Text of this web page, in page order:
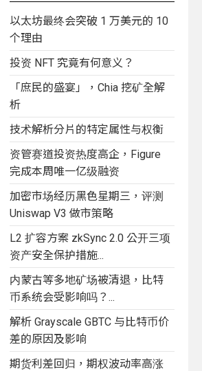
以太坊最终会突破 1 万美元的 10
个理由
投资 NFT 究竟有何意义？
「庶民的盛宴」，Chia 挖矿全解
析
技术解析分片的特定属性与权衡
资管赛道投资热度高企，Figure
完成本周唯一亿级融资
加密市场经历黑色星期三，评测
Uniswap V3 做市策略
L2 扩容方案 zkSync 2.0 公开三项
资产安全保护措施...
内蒙古等多地矿场被清退，比特
币系统会受影响吗？...
解析 Grayscale GBTC 与比特币价
差的原因及影响
期货利差回归，期权波动率高涨